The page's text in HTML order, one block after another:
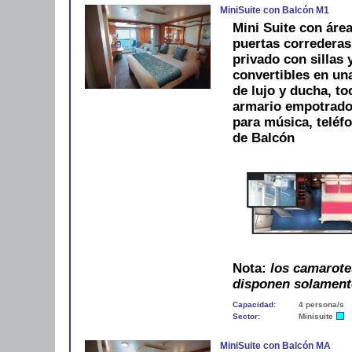
MiniSuite con Balcón M1
Mini Suite con
puertas
privado con sillas
convertibles en
de lujo y ducha,
armario
para música,
de Balcón
Nota: los
disponen
Capacidad:
4 persona/s
Sector:
Minisuite
MiniSuite con Balcón MA